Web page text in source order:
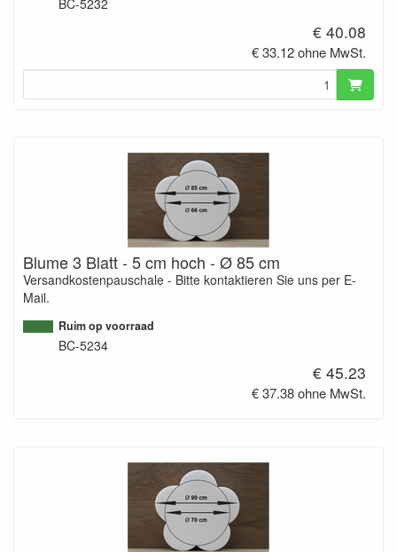
BC-5232
€ 40.08
€ 33.12 ohne MwSt.
Blume 3 Blatt - 5 cm hoch - Ø 85 cm
Versandkostenpauschale - Bitte kontaktieren Sie uns per E-
Mail.
Ruim op voorraad
BC-5234
€ 45.23
€ 37.38 ohne MwSt.